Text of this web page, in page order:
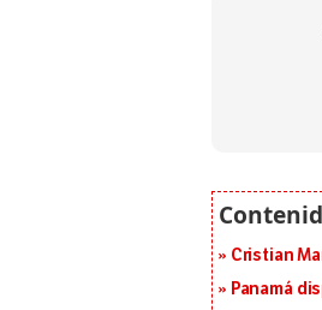
Cristian
Panamá